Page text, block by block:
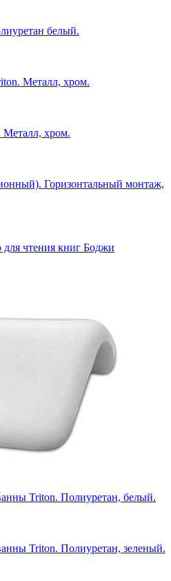
белый.
Металл, хром.
Металл, хром.
Горизонтальный монтаж,
чтения книг Боджи
Triton. Полиуретан, белый.
Triton. Полиуретан, зеленый.